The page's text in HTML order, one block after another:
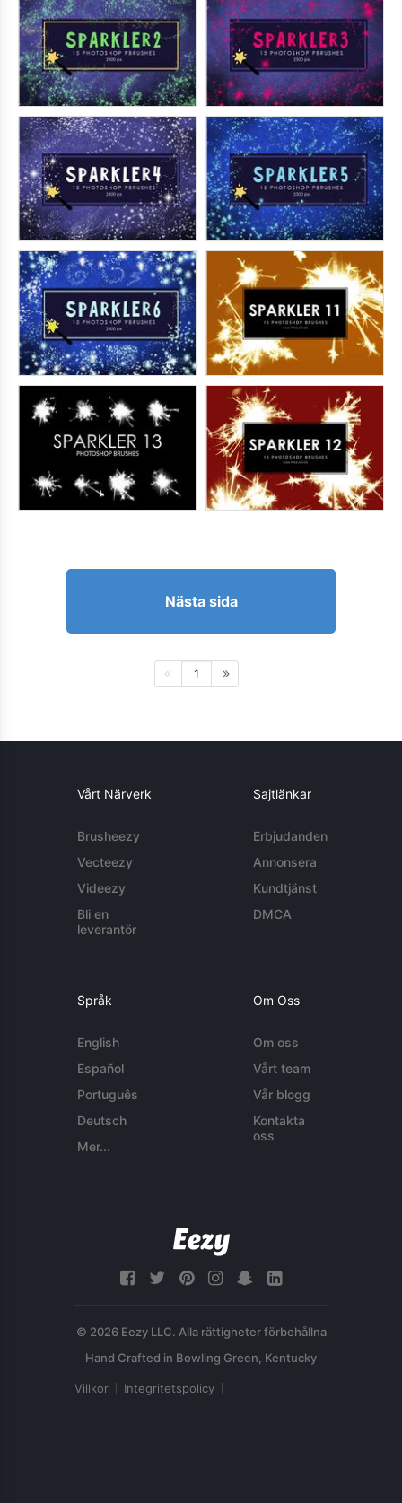
Nästa sida
1
Vårt Närverk
Brusheezy
Vecteezy
Videezy
Bli en
leverantör
Sajtlänkar
Erbjudanden
Annonsera
Kundtjänst
DMCA
Språk
English
Español
Português
Deutsch
Mer...
Om Oss
Om oss
Vårt team
Vår blogg
Kontakta
oss
© 2026 Eezy LLC. Alla rättigheter förbehållna
Villkor Integritetspolicy